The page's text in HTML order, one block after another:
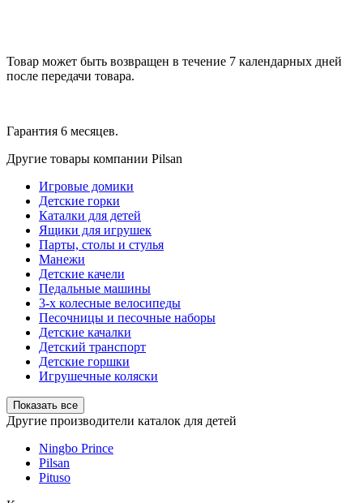
Товар может быть возвращен в течение 7 календарных дней
после передачи товара.
Гарантия 6 месяцев.
Другие товары компании Pilsan
Игровые домики
Детские горки
Каталки для детей
Ящики для игрушек
Парты, столы и стулья
Манежи
Детские качели
Педальные машины
3-х колесные велосипеды
Песочницы и песочные наборы
Детские качалки
Детский транспорт
Детские горшки
Игрушечные коляски
Показать все
Другие производители каталок для детей
Ningbo Prince
Pilsan
Pituso